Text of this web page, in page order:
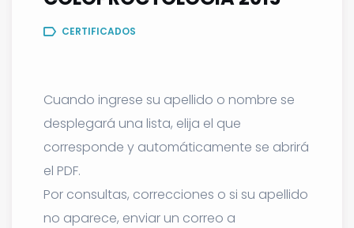
CERTIFICADOS
Cuando ingrese su apellido o nombre se
desplegará una lista, elija el que
corresponde y automáticamente se abrirá
el PDF.
Por consultas, correcciones o si su apellido
no aparece, enviar un correo a